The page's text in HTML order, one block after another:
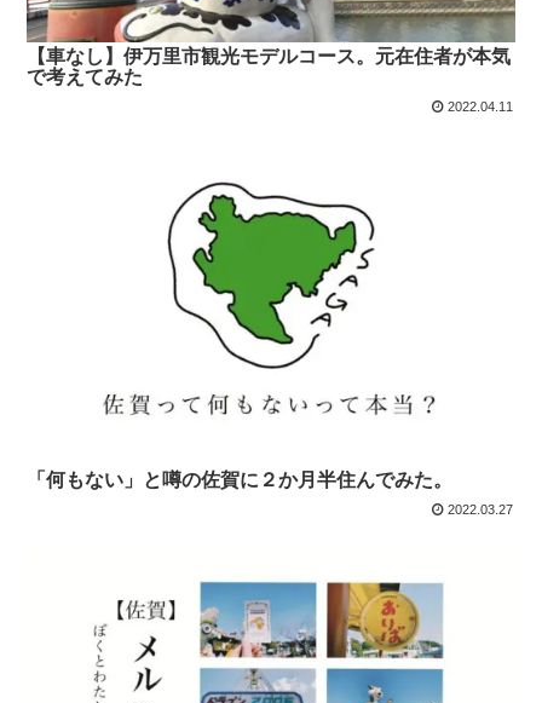
【車なし】伊万里市観光モデルコース。元在住者が本気
で考えてみた
2022.04.11
「何もない」と噂の佐賀に２か月半住んでみた。
2022.03.27